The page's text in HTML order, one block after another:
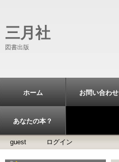
三月社
図書出版
ホーム お問い合わせ
あなたの本？
guest ログイン